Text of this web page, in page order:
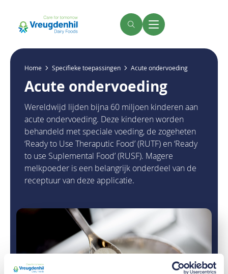
gaan
Zoeken Menu
Acute ondervoeding
Wereldwijd lijden bijna 60 miljoen kinderen aan
acute ondervoeding. Deze kinderen worden
behandeld met speciale voeding, de zogeheten
‘Ready to Use Theraputic Food’ (RUTF) en ‘Ready
to use Suplemental Food’ (RUSF). Magere
melkpoeder is een belangrijk onderdeel van de
receptuur van deze applicatie.
Kruimelpad
Home Specifieke toepassingen Acute ondervoeding